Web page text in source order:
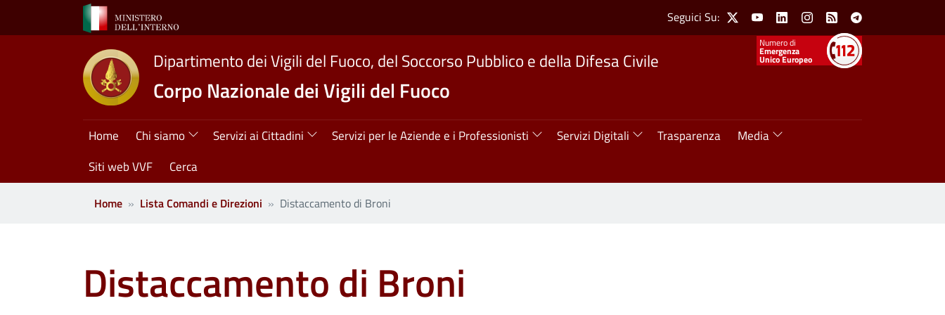
Salta al contenuto principale Social Menu
Seguici Su: X YoutubeLinkedinInstagram
Feed Telegram
Numeri utili
Emergenza
Unico Europeo
Dipartimento dei Vigili del Fuoco, del Soccorso Pubblico e della Difesa Civile
Corpo Nazionale dei Vigili del Fuoco
Navigazione principale
Home Chi siamo Servizi ai Cittadini Servizi per le Aziende e i Professionisti Servizi Digitali Trasparenza
Media
Siti web VVF
Cerca
Home Lista Comandi e Direzioni Distaccamento di Broni
Distaccamento di Broni